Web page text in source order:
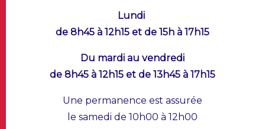
Lundi
de 8h45 à 12h15 et de 15h à 17h15
Du mardi au vendredi
de 8h45 à 12h15 et de 13h45 à 17h15
Une permanence est assurée
le samedi de 10h00 à 12h00